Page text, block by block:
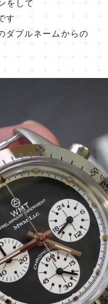
をして
す
ダブルネームからの